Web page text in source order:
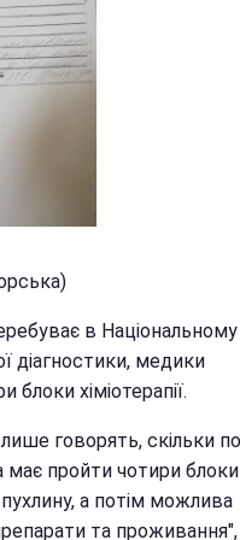
в Національному
діагностики, медики
блоки хіміотерапії.
говорять, скільки
має пройти чотири блоки
а потім можлива
та